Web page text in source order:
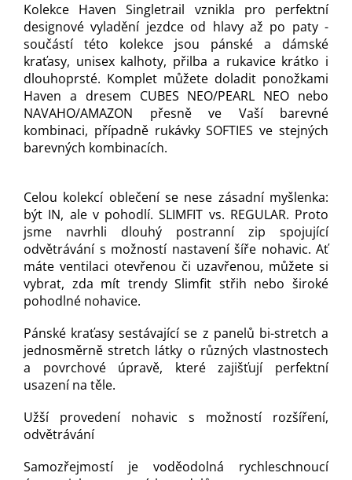
Kolekce Haven Singletrail vznikla pro perfektní
designové vyladění jezdce od hlavy až po paty -
součástí této kolekce jsou pánské a dámské
kraťasy, unisex kalhoty, přilba a rukavice krátko i
dlouhoprsté. Komplet můžete doladit ponožkami
Haven a dresem CUBES NEO/PEARL NEO nebo
NAVAHO/AMAZON přesně ve Vaší barevné
kombinaci, případně rukávky SOFTIES ve stejných
barevných kombinacích.
Celou kolekcí oblečení se nese zásadní myšlenka:
být IN, ale v pohodlí. SLIMFIT vs. REGULAR. Proto
jsme navrhli dlouhý postranní zip spojující
odvětrávání s možností nastavení šíře nohavic. Ať
máte ventilaci otevřenou či uzavřenou, můžete si
vybrat, zda mít trendy Slimfit střih nebo široké
pohodlné nohavice.
Pánské kraťasy sestávající se z panelů bi-stretch a
jednosměrně stretch látky o různých vlastnostech
a povrchové úpravě, které zajišťují perfektní
usazení na těle.
Užší provedení nohavic s možností rozšíření,
odvětrávání
Samozřejmostí je voděodolná rychleschnoucí